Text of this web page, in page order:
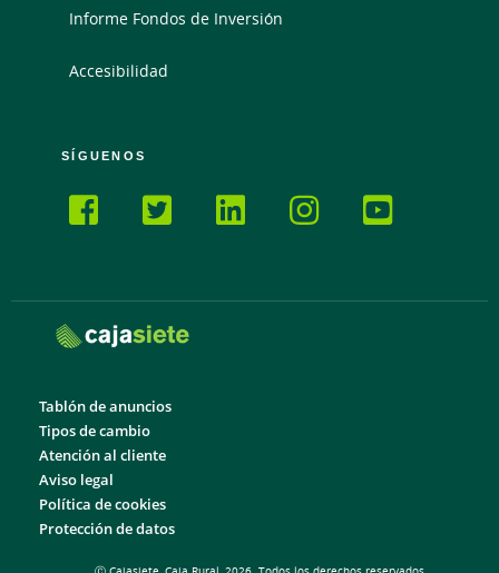
Informe Fondos de Inversión
Accesibilidad
SÍGUENOS
Tablón de anuncios
Tipos de cambio
Atención al cliente
Aviso legal
Política de cookies
Protección de datos